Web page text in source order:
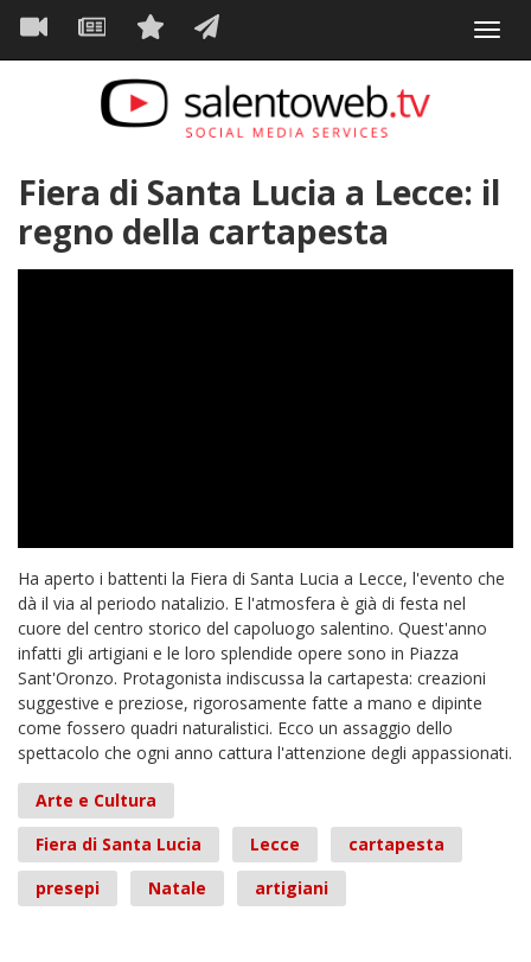
Salta
contenuto
Navigazione
principale
Fiera di Santa Lucia a Lecce: il
regno della cartapesta
Ha aperto i battenti la Fiera di Santa Lucia a Lecce, l'evento che
dà il via al periodo natalizio. E l'atmosfera è già di festa nel
cuore del centro storico del capoluogo salentino. Quest'anno
infatti gli artigiani e le loro splendide opere sono in Piazza
Sant'Oronzo. Protagonista indiscussa la cartapesta: creazioni
suggestive e preziose, rigorosamente fatte a mano e dipinte
come fossero quadri naturalistici. Ecco un assaggio dello
spettacolo che ogni anno cattura l'attenzione degli appassionati.
Arte e Cultura
Fiera di Santa Lucia
Lecce
cartapesta
presepi
Natale artigiani